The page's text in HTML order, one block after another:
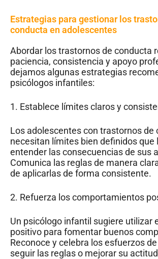
Estrategias para gestionar los
conducta en adolescentes
Abordar los trastornos de conducta
paciencia, consistencia y apoyo
dejamos algunas estrategias
psicólogos infantiles:
1. Establece límites claros y
Los adolescentes con trastornos de
necesitan límites bien definidos que
entender las consecuencias de sus
Comunica las reglas de manera
de aplicarlas de forma consistente.
2. Refuerza los comportamientos
Un psicólogo infantil sugiere utilizar
positivo para fomentar buenos
Reconoce y celebra los esfuerzos
seguir las reglas o mejorar su